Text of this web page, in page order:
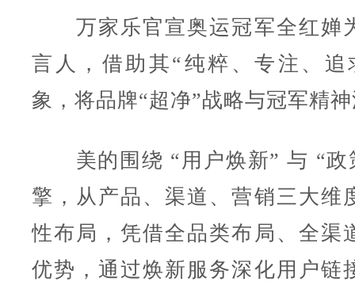
万家乐官宣奥运冠军全红婵
言人，借助其“纯粹、专注、追
象，将品牌“超净”战略与冠军精
美的围绕 “用户焕新” 与 “政
擎，从产品、渠道、营销三大维
性布局，凭借全品类布局、全渠
优势，通过焕新服务深化用户链